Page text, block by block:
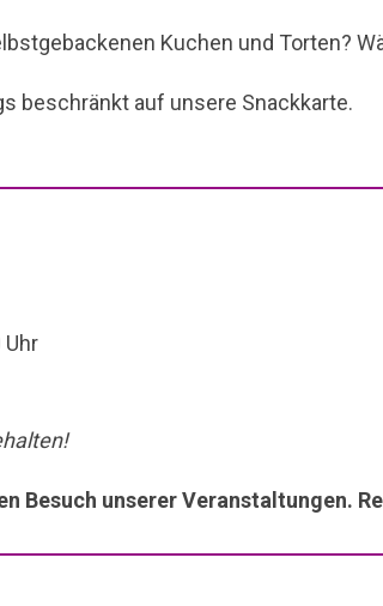
Kuchen und Torten?
beschränkt auf unsere Snackkarte.
Uhr
Besuch unserer Veranstaltungen.